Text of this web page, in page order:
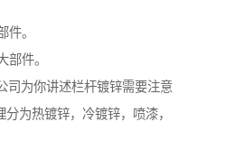
。
件。
为你讲述栏杆镀锌需要注意
为热镀锌，冷镀锌，喷漆，